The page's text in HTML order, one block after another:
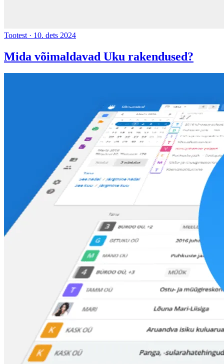
Tootest · 10. dets 2024
Mida võimaldavad Uku rakendused?